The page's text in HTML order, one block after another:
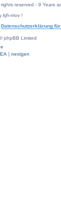
reserved - 9 Years
kjh-mov!
Datenschutzerklärung
phpBB Limited
| nextgen